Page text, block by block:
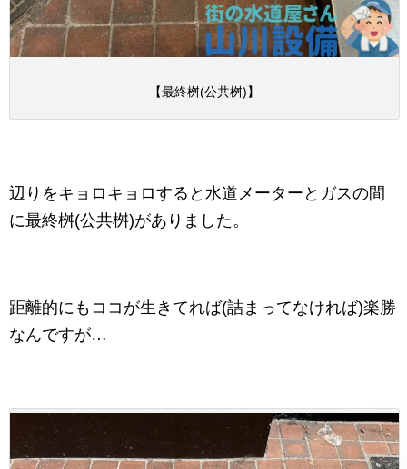
【最終桝(公共桝)】
辺りをキョロキョロすると水道メーターとガスの間
に最終桝(公共桝)がありました。
距離的にもココが生きてれば(詰まってなければ)楽勝
なんですが…